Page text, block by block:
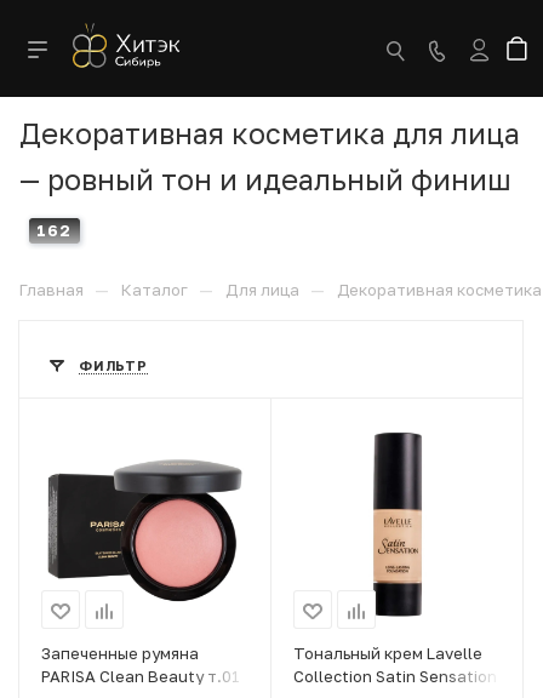
Декоративная косметика для лица
— ровный тон и идеальный финиш
162
Главная — Каталог — Для лица — Декоративная косметика
ФИЛЬТР
Запеченные румяна
PARISA Clean Beauty т.01
Тональный крем Lavelle
Collection Satin Sensation